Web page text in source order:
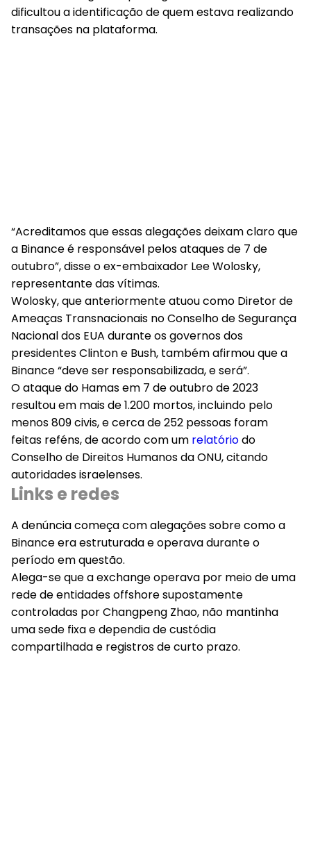
dificultou a identificação de quem estava realizando
transações na plataforma.
“Acreditamos que essas alegações deixam claro que
a Binance é responsável pelos ataques de 7 de
outubro”, disse o ex-embaixador Lee Wolosky,
representante das vítimas.
Wolosky, que anteriormente atuou como Diretor de
Ameaças Transnacionais no Conselho de Segurança
Nacional dos EUA durante os governos dos
presidentes Clinton e Bush, também afirmou que a
Binance “deve ser responsabilizada, e será”.
O ataque do Hamas em 7 de outubro de 2023
resultou em mais de 1.200 mortos, incluindo pelo
menos 809 civis, e cerca de 252 pessoas foram
feitas reféns, de acordo com um relatóriodo
Conselho de Direitos Humanos da ONU, citando
autoridades israelenses.
Links e redes
A denúncia começa com alegações sobre como a
Binance era estruturada e operava durante o
período em questão.
Alega-se que a exchange operava por meio de uma
rede de entidades offshore supostamente
controladas por Changpeng Zhao, não mantinha
uma sede fixa e dependia de custódia
compartilhada e registros de curto prazo.